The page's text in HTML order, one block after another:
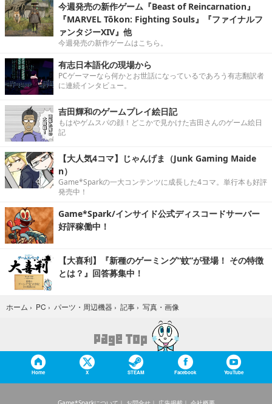
今週発売の新作ゲーム『Beast of Reincarnation』
『MARVEL Tōkon: Fighting Souls』『ファイナルフ
ァンタジーXIV』他
今週発売の新作ゲームはこちら。
有志日本語化の現場から
PCゲーマーなら何かとお世話になっているであろう有志翻訳者
に連続インタビュー。
吉田輝和のゲームプレイ絵日記
もはやゲムスパの顔！どこかで見かけた吉田さんのゲーム絵日
記
【大人気4コマ】じゃんげま（Junk Gaming Maide
n）
Game*Sparkの一大コンテンツに成長した4コマ。単行本も好評
発売中！
Game*Spark/インサイド公式ディスコードサーバー
好評稼働中！
【大喜利】『新種のゲーミング“蚊”が登場！ その特徴
とは？』回答募集中！
ホーム › PC › パーツ・周辺機器 › 記事 › 写真・画像
Home X STEAM Facebook YouTube